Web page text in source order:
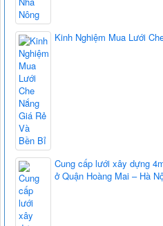
Kinh Nghiệm Mua Lưới
Cung cấp lưới xây dựng
ở Quận Hoàng Mai – Hà